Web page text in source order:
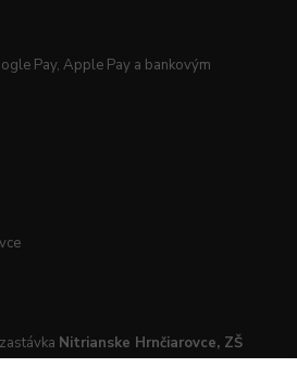
Pay, Apple Pay a bankovým
Nitrianske Hrnčiarovce, ZŠ